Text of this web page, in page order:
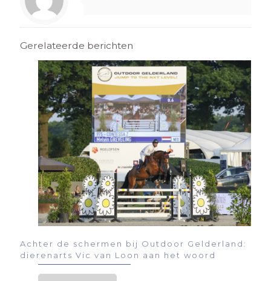
Gerelateerde berichten
Achter de schermen bij Outdoor Gelderland:
dierenarts Vic van Loon aan het woord